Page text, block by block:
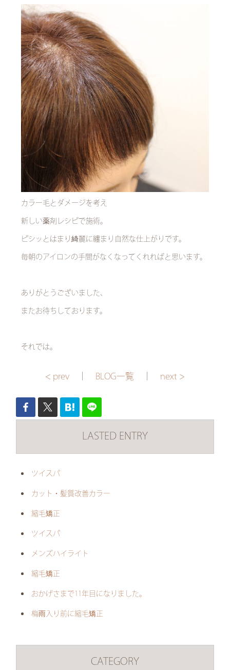
カラー毛とダメージを考え
新しい薬剤レシピで施術。
ピシッとはまり綺麗に纏まり自然な仕上がりです。
毎朝のアイロンの手間がなくなってくれればと思います。
ありがとうございました、
またお待ちしております。
それでは。
< prev BLOG一覧 next >
LASTED ENTRY
ツイスパ
カット・髪質改善カラー
縮毛矯正
ツイスパ
メンズハイライト
縮毛矯正
おかげさまで11年目になりました。
梅雨入り前に縮毛矯正
CATEGORY